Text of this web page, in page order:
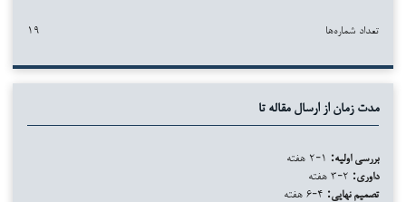
تعداد شماره‌ها ۱۹
مدت زمان از ارسال مقاله تا
بررسی اولیه:
داوری:
تصمیم نهایی: